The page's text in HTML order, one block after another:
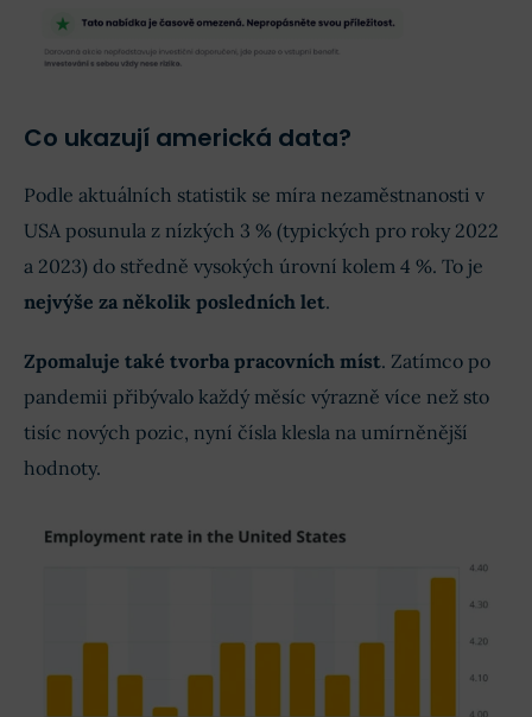
Co ukazují americká data?
Podle aktuálních statistik se míra nezaměstnanosti v
USA posunula z nízkých 3 % (typických pro roky 2022
a 2023) do středně vysokých úrovní kolem 4 %. To je
nejvýše za několik posledních let.
Zpomaluje také tvorba pracovních míst. Zatímco po
pandemii přibývalo každý měsíc výrazně více než sto
tisíc nových pozic, nyní čísla klesla na umírněnější
hodnoty.